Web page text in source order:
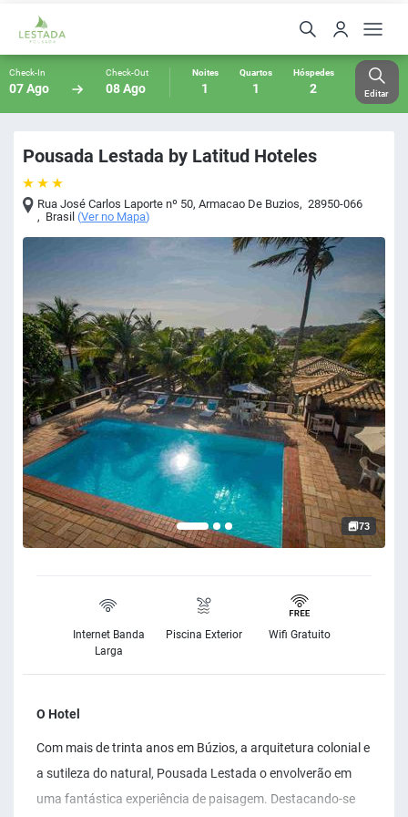
Check-In
07 Ago
Check-Out
08 Ago
Noites
1
Quartos
1
Hóspedes
2 Editar
Pousada Lestada by Latitud Hoteles
Rua José Carlos Laporte nº 50,Armacao De Buzios, 28950-066
, Brasil (Ver no Mapa)
73
Internet Banda
Larga
Piscina Exterior Wifi Gratuito
O Hotel
Com mais de trinta anos em Búzios, a arquitetura colonial e
a sutileza do natural, Pousada Lestada o envolverão em
uma fantástica experiência de paisagem. Destacando-se